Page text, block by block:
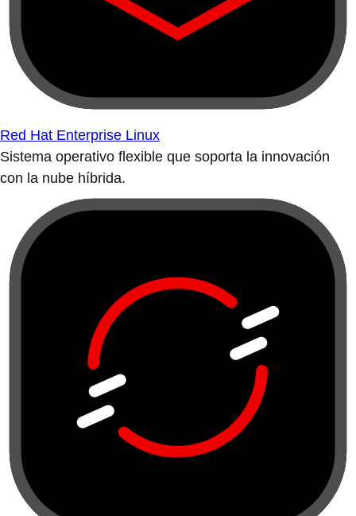
Red Hat Enterprise Linux
Sistema operativo flexible que soporta la innovación
con la nube híbrida.